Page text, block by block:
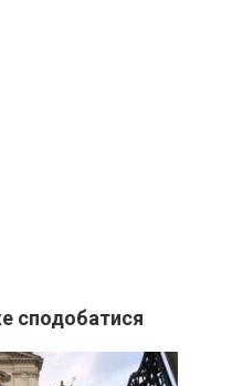
сподобатися